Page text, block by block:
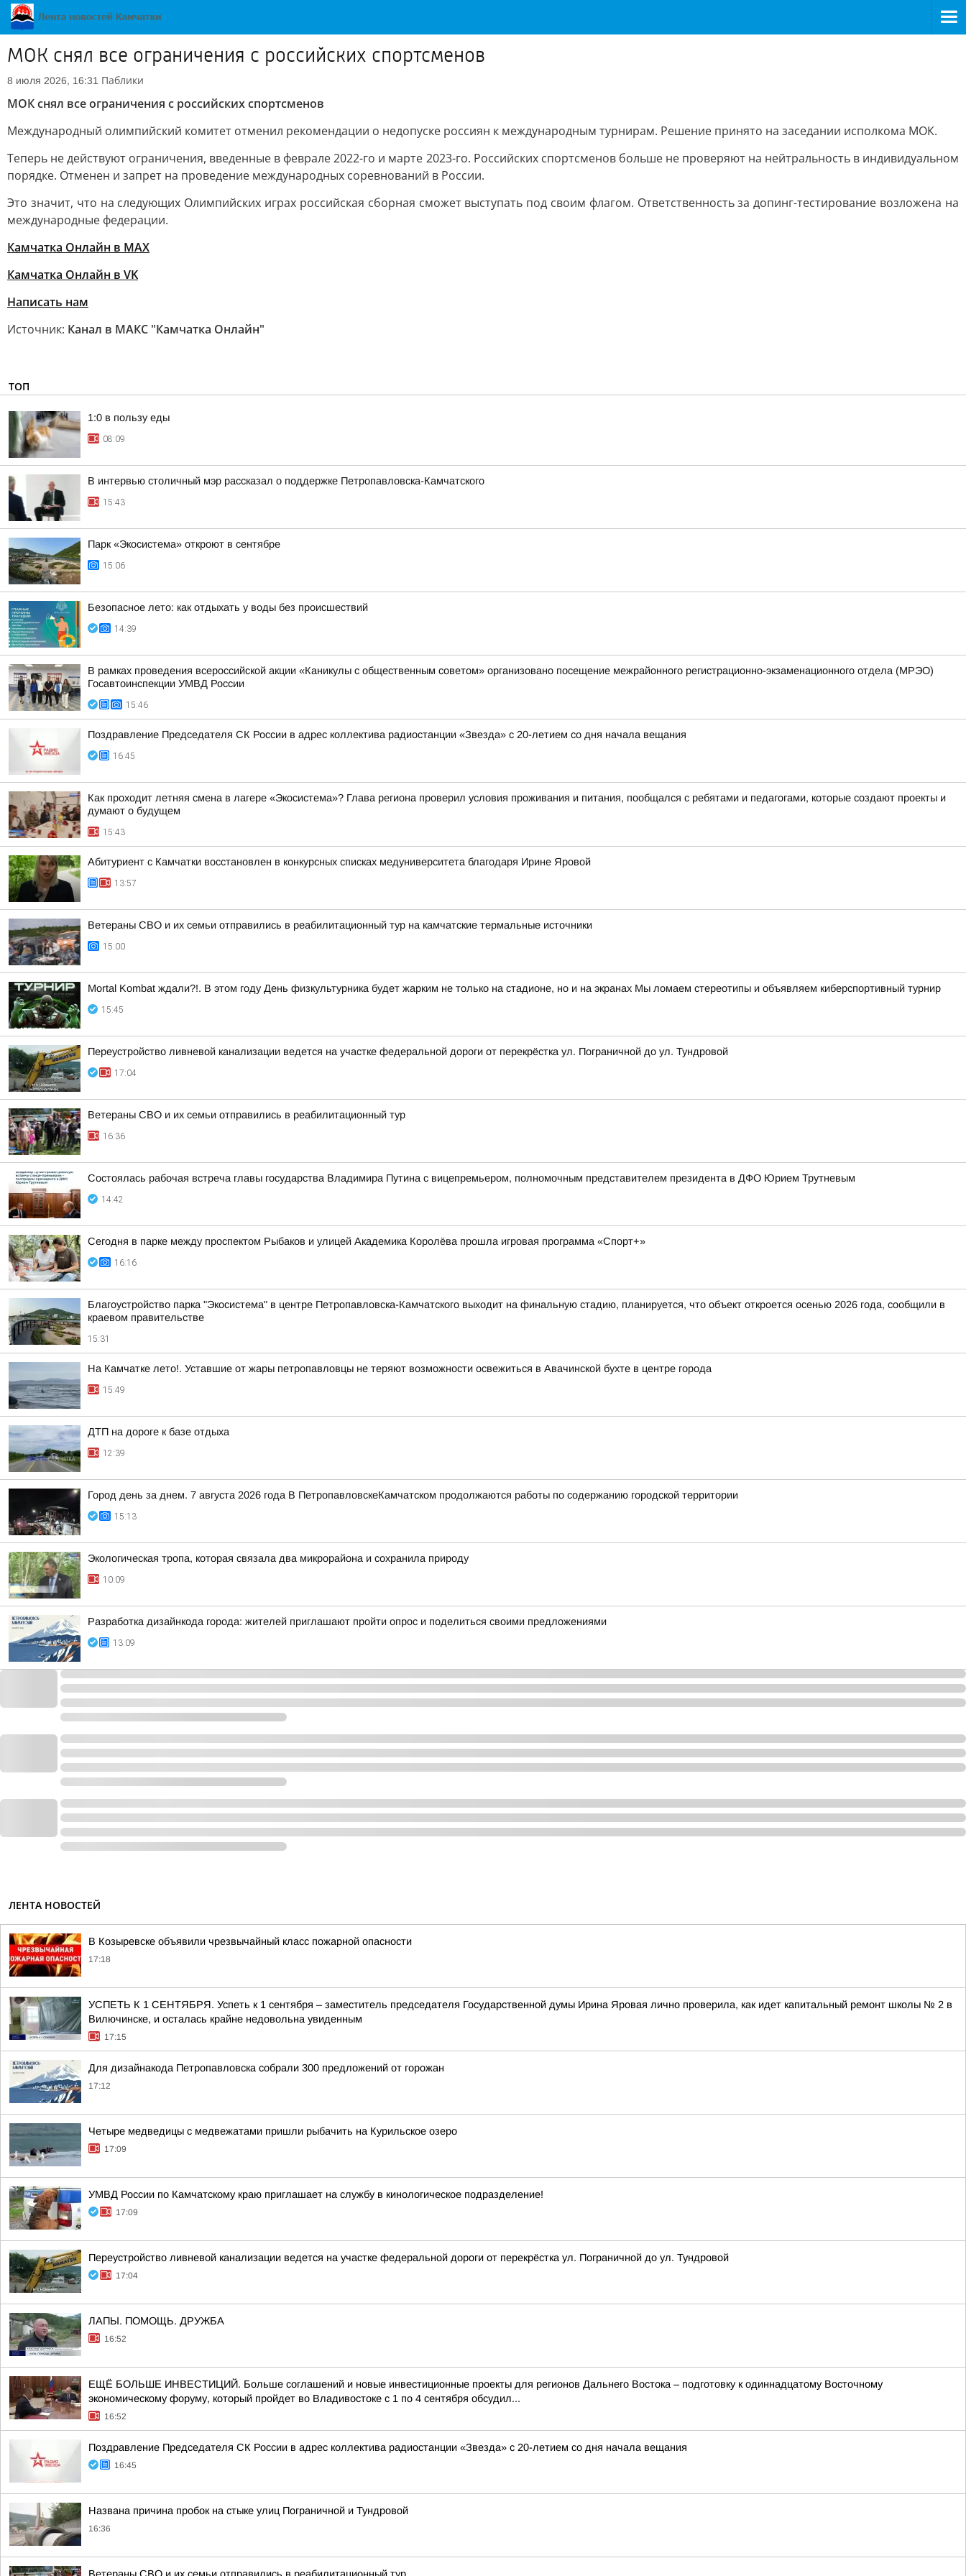
МОК снял все ограничения с российских спортсменов
8 июля 2026, 16:31 Паблики
МОК снял все ограничения с российских спортсменов
Международный олимпийский комитет отменил рекомендации о недопуске россиян к международным турнирам. Решение принято на заседании исполкома МОК.
Теперь не действуют ограничения, введенные в феврале 2022-го и марте 2023-го. Российских спортсменов больше не проверяют на нейтральность в индивидуальном
порядке. Отменен и запрет на проведение международных соревнований в России.
Это значит, что на следующих Олимпийских играх российская сборная сможет выступать под своим флагом. Ответственность за допинг-тестирование возложена на
международные федерации.
Камчатка Онлайн в MAX
Камчатка Онлайн в VK
Написать нам
Источник: Канал в МАКС "Камчатка Онлайн"
ТОП
1:0 в пользу еды
08:09
В интервью столичный мэр рассказал о поддержке Петропавловска-Камчатского
15:43
Парк «Экосистема» откроют в сентябре
15:06
Безопасное лето: как отдыхать у воды без происшествий
14:39
В рамках проведения всероссийской акции «Каникулы с общественным советом» организовано посещение межрайонного регистрационно-экзаменационного отдела (МРЭО)
Госавтоинспекции УМВД России
15:46
Поздравление Председателя СК России в адрес коллектива радиостанции «Звезда» с 20-летием со дня начала вещания
16:45
Как проходит летняя смена в лагере «Экосистема»? Глава региона проверил условия проживания и питания, пообщался с ребятами и педагогами, которые создают проекты и
думают о будущем
15:43
Абитуриент с Камчатки восстановлен в конкурсных списках медуниверситета благодаря Ирине Яровой
13:57
Ветераны СВО и их семьи отправились в реабилитационный тур на камчатские термальные источники
15:00
Mortal Kombat ждали?!. В этом году День физкультурника будет жарким не только на стадионе, но и на экранах Мы ломаем стереотипы и объявляем киберспортивный турнир
15:45
Переустройство ливневой канализации ведется на участке федеральной дороги от перекрёстка ул. Пограничной до ул. Тундровой
17:04
Ветераны СВО и их семьи отправились в реабилитационный тур
16:36
Состоялась рабочая встреча главы государства Владимира Путина с вицепремьером, полномочным представителем президента в ДФО Юрием Трутневым
14:42
Сегодня в парке между проспектом Рыбаков и улицей Академика Королёва прошла игровая программа «Спорт+»
16:16
Благоустройство парка "Экосистема" в центре Петропавловска-Камчатского выходит на финальную стадию, планируется, что объект откроется осенью 2026 года, сообщили в
краевом правительстве
15:31
На Камчатке лето!. Уставшие от жары петропавловцы не теряют возможности освежиться в Авачинской бухте в центре города
15:49
ДТП на дороге к базе отдыха
12:39
Город день за днем. 7 августа 2026 года В ПетропавловскеКамчатском продолжаются работы по содержанию городской территории
15:13
Экологическая тропа, которая связала два микрорайона и сохранила природу
10:09
Разработка дизайнкода города: жителей приглашают пройти опрос и поделиться своими предложениями
13:09
ЛЕНТА НОВОСТЕЙ
В Козыревске объявили чрезвычайный класс пожарной опасности
17:18
УСПЕТЬ К 1 СЕНТЯБРЯ. Успеть к 1 сентября – заместитель председателя Государственной думы Ирина Яровая лично проверила, как идет капитальный ремонт школы № 2 в
Вилючинске, и осталась крайне недовольна увиденным
17:15
Для дизайнакода Петропавловска собрали 300 предложений от горожан
17:12
Четыре медведицы с медвежатами пришли рыбачить на Курильское озeро
17:09
УМВД России по Камчатскому краю приглашает на службу в кинологическое подразделение!
17:09
Переустройство ливневой канализации ведется на участке федеральной дороги от перекрёстка ул. Пограничной до ул. Тундровой
17:04
ЛАПЫ. ПОМОЩЬ. ДРУЖБА
16:52
ЕЩЁ БОЛЬШЕ ИНВЕСТИЦИЙ. Больше соглашений и новые инвестиционные проекты для регионов Дальнего Востока – подготовку к одиннадцатому Восточному
экономическому форуму, который пройдет во Владивостоке с 1 по 4 сентября обсудил...
16:52
Поздравление Председателя СК России в адрес коллектива радиостанции «Звезда» с 20-летием со дня начала вещания
16:45
Названа причина пробок на стыке улиц Пограничной и Тундровой
16:36